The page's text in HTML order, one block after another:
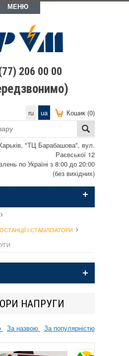
МЕНЮ
206 00 00
Кошик (0)
ru ua
"ТЦ Барабашова", вул.
Раєвської 12
по Україні з 8:00 до 20:00
(без вихідних)
І СТАБІЛІЗАТОРИ
НАПРУГИ
За назвою За популярністю